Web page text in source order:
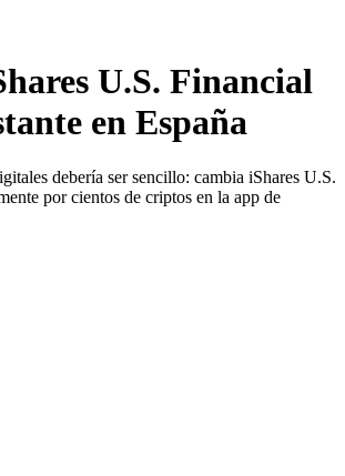
U.S. Financial
en España
debería ser sencillo: cambia iShares U.S.
por cientos de criptos en la app de